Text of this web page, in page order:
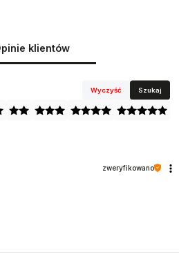
klientów
Wyczyść Szukaj
zweryfikowano